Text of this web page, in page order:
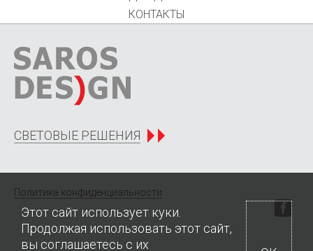
КОНТАКТЫ
СВЕТОВЫЕ РЕШЕНИЯ
Политика конфиденциальности
Этот сайт использует куки.
Продолжая использовать этот сайт,
вы соглашаетесь с их